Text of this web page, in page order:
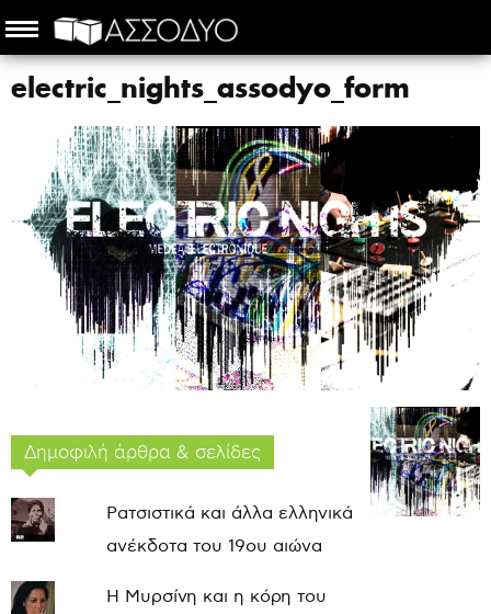
electric_nights_assodyo_form
Δημοφιλή άρθρα & σελίδες
Ρατσιστικά και άλλα ελληνικά
ανέκδοτα του 19ου αιώνα
Η Μυρσίνη και η κόρη του